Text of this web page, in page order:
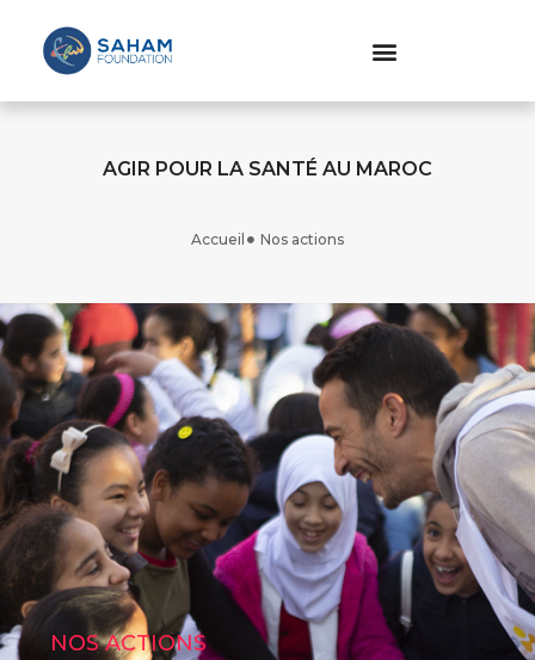
AGIR POUR LA SANTÉ AU MAROC
Accueil Nos actions
NOS ACTIONS